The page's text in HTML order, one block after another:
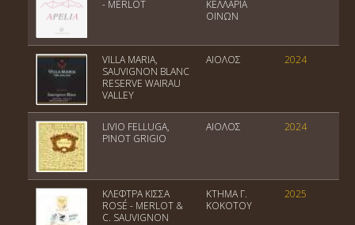
- MERLOT
ΚΕΛΛΑΡΙΑ
ΟΙΝΩΝ
VILLA MARIA,
SAUVIGNON BLANC
RESERVE WAIRAU
VALLEY
ΑΙΟΛΟΣ 2024
LIVIO FELLUGA,
PINOT GRIGIO
ΑΙΟΛΟΣ 2024
ΚΛΕΦΤΡΑ ΚΙΣΣΑ
ROSÉ - MERLOT &
C. SAUVIGNON
ΚΤΗΜΑ Γ.
ΚΟΚΟΤΟΥ
2025